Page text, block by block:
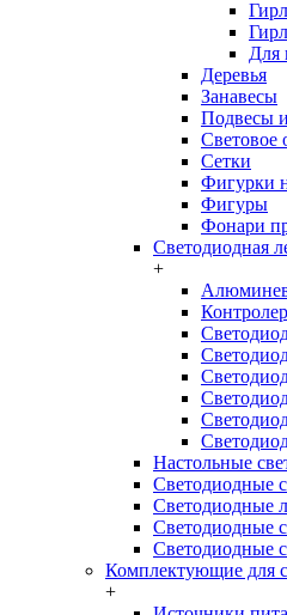
Для
Деревья
Занавесы
Подвесы
Световое
Сетки
Фигурки
Фигуры
Фонари
Светодиодная
+
Настольные
Светодиодные
Светодиодные
Светодиодные
Светодиодные
Комплектующие для
+